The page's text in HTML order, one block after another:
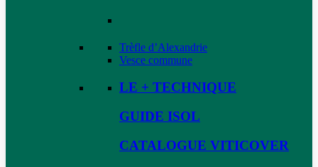
Trèfle d’Alexandrie
Vesce commune
LE + TECHNIQUE
GUIDE ISOL
CATALOGUE VITICOVER